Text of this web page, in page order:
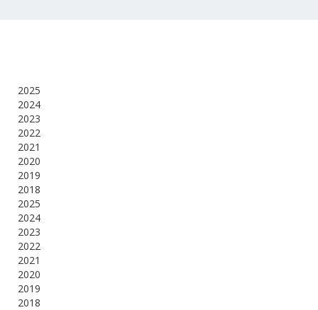
2025
2024
2023
2022
2021
2020
2019
2018
2025
2024
2023
2022
2021
2020
2019
2018